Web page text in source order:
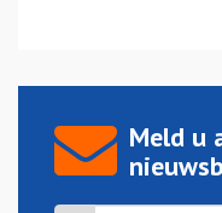
Meld u